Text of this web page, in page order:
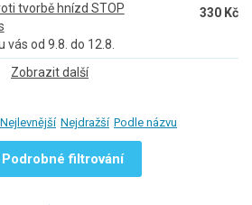
tvorbě hnízd STOP
vás od 9.8. do 12.8.
330 Kč
Zobrazit další
Nejlevnější Nejdražší Podle názvu
Podrobné filtrování